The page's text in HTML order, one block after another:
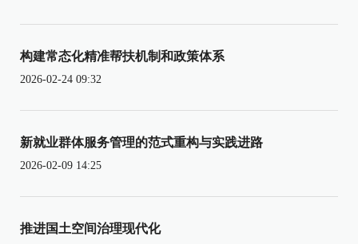
构建常态化精准帮扶机制和政策体系
2026-02-24 09:32
新就业群体服务管理的范式重构与实践进路
2026-02-09 14:25
推进国土空间治理现代化